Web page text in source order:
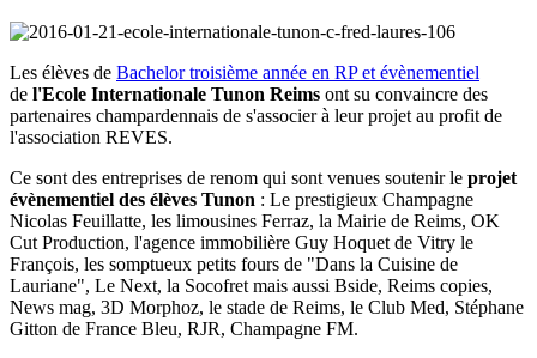
Les élèves de Bachelor troisième année en RP et évènementiel
de l'Ecole Internationale Tunon Reims ont su convaincre des
partenaires champardennais de s'associer à leur projet au profit de
l'association REVES.
Ce sont des entreprises de renom qui sont venues soutenir le projet
évènementiel des élèves Tunon : Le prestigieux Champagne
Nicolas Feuillatte, les limousines Ferraz, la Mairie de Reims, OK
Cut Production, l'agence immobilière Guy Hoquet de Vitry le
François, les somptueux petits fours de "Dans la Cuisine de
Lauriane", Le Next, la Socofret mais aussi Bside, Reims copies,
News mag, 3D Morphoz, le stade de Reims, le Club Med, Stéphane
Gitton de France Bleu, RJR, Champagne FM.